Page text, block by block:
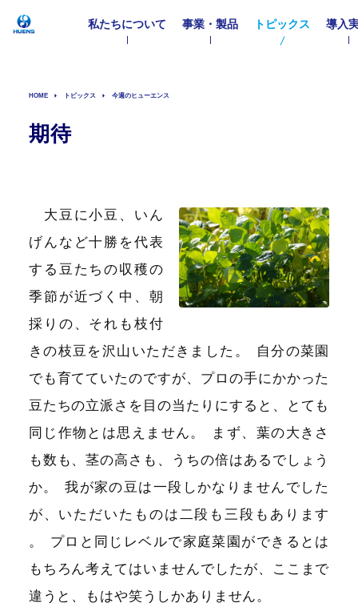
私たちについて 事業・製品 トピックス 導入
HOME トピックス 今週のヒューエンス
期待
大豆に小豆、いん
げんなど十勝を代表
する豆たちの収穫の
季節が近づく中、朝
採りの、それも枝付
きの枝豆を沢山いただきました 。
自分の菜園
でも育てていたのですが、プロの手にかかった
豆たちの立派さを目の当たりにすると、とても
同じ作物とは思えません。
まず、葉の大きさ
も数も、茎の高さも、うちの倍はあるでしょう
か。
我が家の豆は一段しかなりませんでした
が、いただいたものは二段も三段もあります
。
プロと同じレベルで家庭菜園ができるとは
もちろん考えてはいませんでしたが、ここまで
違うと、もはや笑うしかありません。